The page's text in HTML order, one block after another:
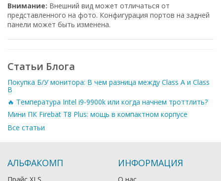
Внимание: Внешний вид может отличаться от
представленного на фото. Конфигурация портов на задней
панели может быть изменена.
Статьи Блога
Покупка Б/У монитора: В чем разница между Class A и Class
B
🔥 Температура Intel i9-9900k или когда начнем троттлить?
Мини ПК Firebat T8 Plus: мощь в компактном корпусе
Все статьи
АЛЬФАКОМП ИНФОРМАЦИЯ